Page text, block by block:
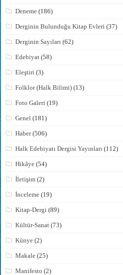
Deneme (186)
Derginin Bulunduğu Kitap Evleri (37)
Derginin Sayıları (62)
Edebiyat (58)
Eleştiri (3)
Folklor (Halk Bilimi) (13)
Foto Galeri (19)
Genel (181)
Haber(506)
Halk Edebiyatı Dergisi Yayınları (112)
Hikâye (54)
İletişim (2)
İnceleme (19)
Kitap-Dergi (89)
Kültür-Sanat (73)
Künye (2)
Makale (25)
Manifesto (2)